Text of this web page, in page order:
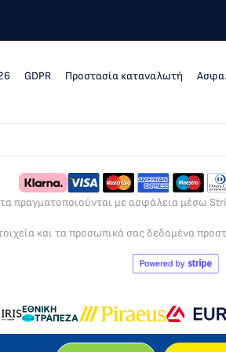
GDPR Προστασία καταναλωτή
πραγματοποιούνται με ασφάλεια μέσω
και τα προσωπικά σας δεδομένα